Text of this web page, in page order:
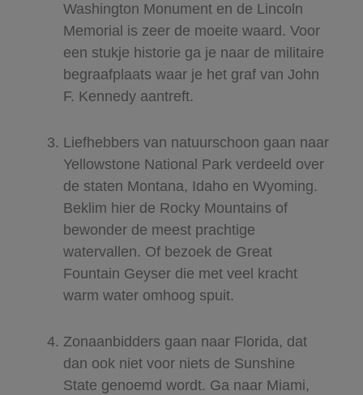
Washington Monument en de Lincoln
Memorial is ​zeer de moeite waard. Voor
een stukje historie ga je naar de militaire
begraafplaats waar je het graf van John
F. Kennedy aantreft.
Liefhebbers van natuurschoon gaan naar
Yellowstone National Park verdeeld over
de staten Montana, Idaho en Wyoming.
Beklim hier de Rocky Mountains of
bewonder de meest prachtige
watervallen. Of bezoek de Great
Fountain Geyser die met veel kracht
warm water omhoog spuit.​
Zonaanbidders gaan naar Florida, dat
dan ook niet voor niets de Sunshine
State genoemd wordt. Ga naar Miami,